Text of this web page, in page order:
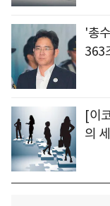
'총
363
[이
의